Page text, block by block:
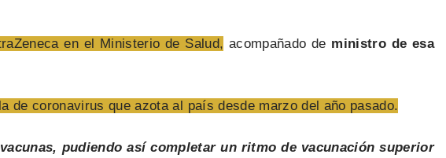
en el Ministerio de Salud, acompañado de ministro de esa
de coronavirus que azota al país desde marzo del año pasado.
pudiendo así completar un ritmo de vacunación superior